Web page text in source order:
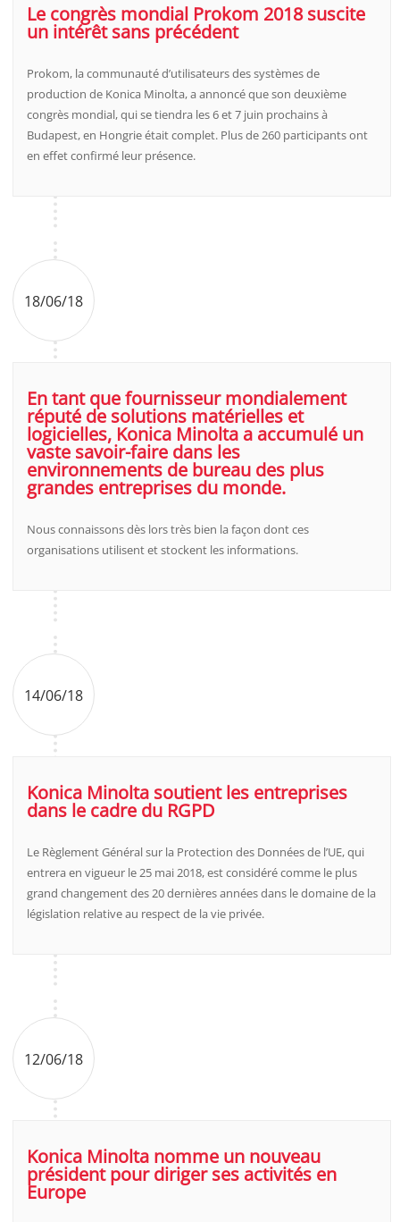
Le congrès mondial Prokom 2018 suscite
un intérêt sans précédent
Prokom, la communauté d’utilisateurs des systèmes de
production de Konica Minolta, a annoncé que son deuxième
congrès mondial, qui se tiendra les 6 et 7 juin prochains à
Budapest, en Hongrie était complet. Plus de 260 participants ont
en effet confirmé leur présence.
18/06/18
En tant que fournisseur mondialement
réputé de solutions matérielles et
logicielles, Konica Minolta a accumulé un
vaste savoir-faire dans les
environnements de bureau des plus
grandes entreprises du monde.
Nous connaissons dès lors très bien la façon dont ces
organisations utilisent et stockent les informations.
14/06/18
Konica Minolta soutient les entreprises
dans le cadre du RGPD
Le Règlement Général sur la Protection des Données de l’UE, qui
entrera en vigueur le 25 mai 2018, est considéré comme le plus
grand changement des 20 dernières années dans le domaine de la
législation relative au respect de la vie privée.
12/06/18
Konica Minolta nomme un nouveau
président pour diriger ses activités en
Europe